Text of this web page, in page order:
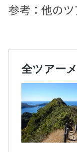
参考：他のツ